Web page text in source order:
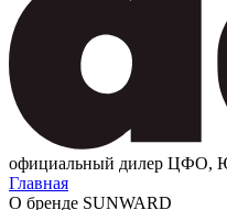
официальный дилер
Главная
О бренде SUNWARD